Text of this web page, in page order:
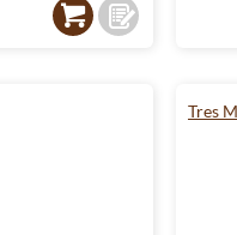
Tres